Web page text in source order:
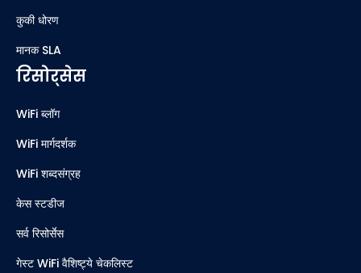
कुकी धोरण
मानक SLA
रिसोर्सेस
WiFi ब्लॉग
WiFi मार्गदर्शक
WiFi शब्दसंग्रह
केस स्टडीज
सर्व रिसोर्सेस
गेस्ट WiFi वैशिष्ट्ये चेकलिस्ट